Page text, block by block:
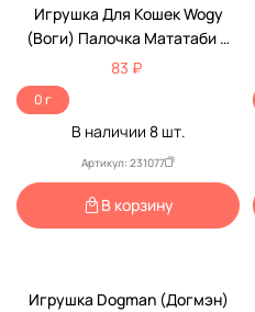
Игрушка Для Кошек Wogy
(Воги) Палочка Мататаби С
Шариком Кошачьей Мяты 2шт
83 ₽
0 г
В наличии 8шт.
Артикул: 231077
В корзину
Игрушка Dogman (Догмэн)